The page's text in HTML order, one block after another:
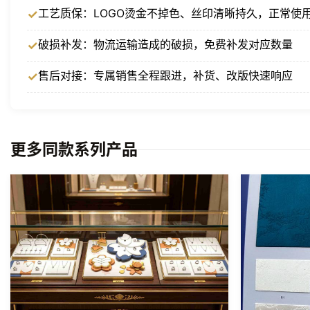
工艺质保：LOGO烫金不掉色、丝印清晰持久，正常使
破损补发：物流运输造成的破损，免费补发对应数量
售后对接：专属销售全程跟进，补货、改版快速响应
更多同款系列产品